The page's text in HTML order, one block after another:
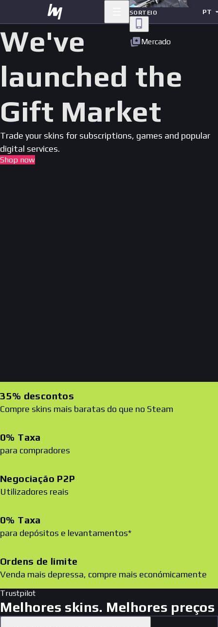
SORTEIO
Mercado
PT
We've
launched the
Gift Market
Trade your skins for subscriptions, games and popular
digital services.
Shop now
35% descontos
Compre skins mais baratas do que no Steam
0% Taxa
para compradores
Negociação P2P
Utilizadores reais
0% Taxa
para depósitos e levantamentos*
Ordens de limite
Venda mais depressa, compre mais económicamente
Trustpilot
Melhores skins. Melhores preços